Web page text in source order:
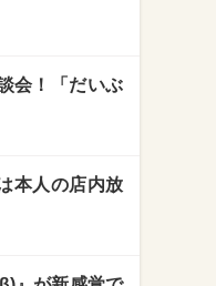
会！「だいぶ
本人の店内放